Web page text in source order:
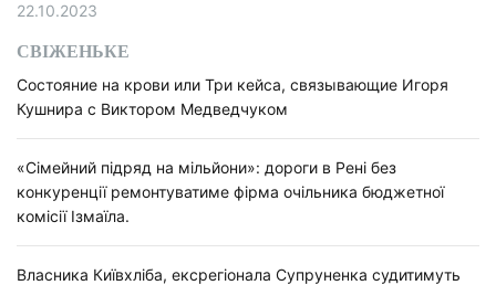
22.10.2023
СВІЖЕНЬКЕ
Состояние на крови или Три кейса, связывающие Игоря
Кушнира с Виктором Медведчуком
«Сімейний підряд на мільйони»: дороги в Рені без
конкуренції ремонтуватиме фірма очільника бюджетної
комісії Ізмаїла.
Власника Київхліба, ексрегіонала Супруненка судитимуть